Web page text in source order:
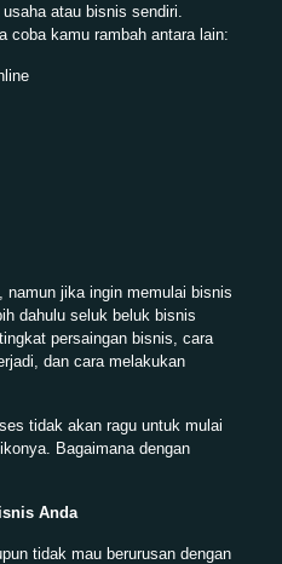
atau bisnis sendiri.
coba kamu rambah antara lain:
namun jika ingin memulai bisnis
dahulu seluk beluk bisnis
persaingan bisnis, cara
dan cara melakukan
tidak akan ragu untuk mulai
Bagaimana dengan
Anda
tidak mau berurusan dengan